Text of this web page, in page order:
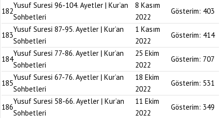
182
Yusuf Suresi 96-104. Ayetler | Kur’an
Sohbetleri
8 Kasım
2022
Gösterim: 403
183
Yusuf Suresi 87-95. Ayetler | Kur’an
Sohbetleri
1 Kasım
2022
Gösterim: 414
184
Yusuf Suresi 77-86. Ayetler | Kur’an
Sohbetleri
25 Ekim
2022
Gösterim: 707
185
Yusuf Suresi 67-76. Ayetler | Kur’an
Sohbetleri
18 Ekim
2022
Gösterim: 531
186
Yusuf Suresi 58-66. Ayetler | Kur’an
Sohbetleri
11 Ekim
2022
Gösterim: 349